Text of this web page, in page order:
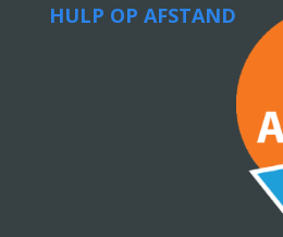
HULP OP AFSTAND